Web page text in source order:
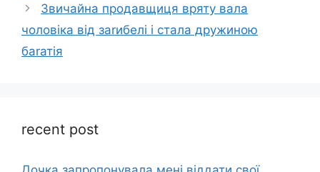
Звичайна продавщиця вряту вала
чоловіка від заrибелі і стала дружиною
баrатія
recent post